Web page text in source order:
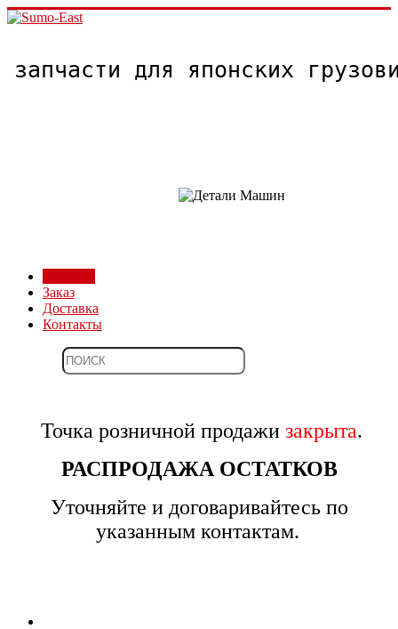
запчасти для японских
Заказ
Доставка
Контакты
Точка розничной продажи закрыта.
РАСПРОДАЖА ОСТАТКОВ
Уточняйте и договаривайтесь по
указанным контактам.